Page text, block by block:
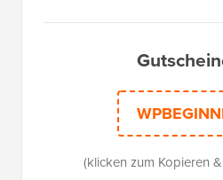
(klicken zum Kopieren